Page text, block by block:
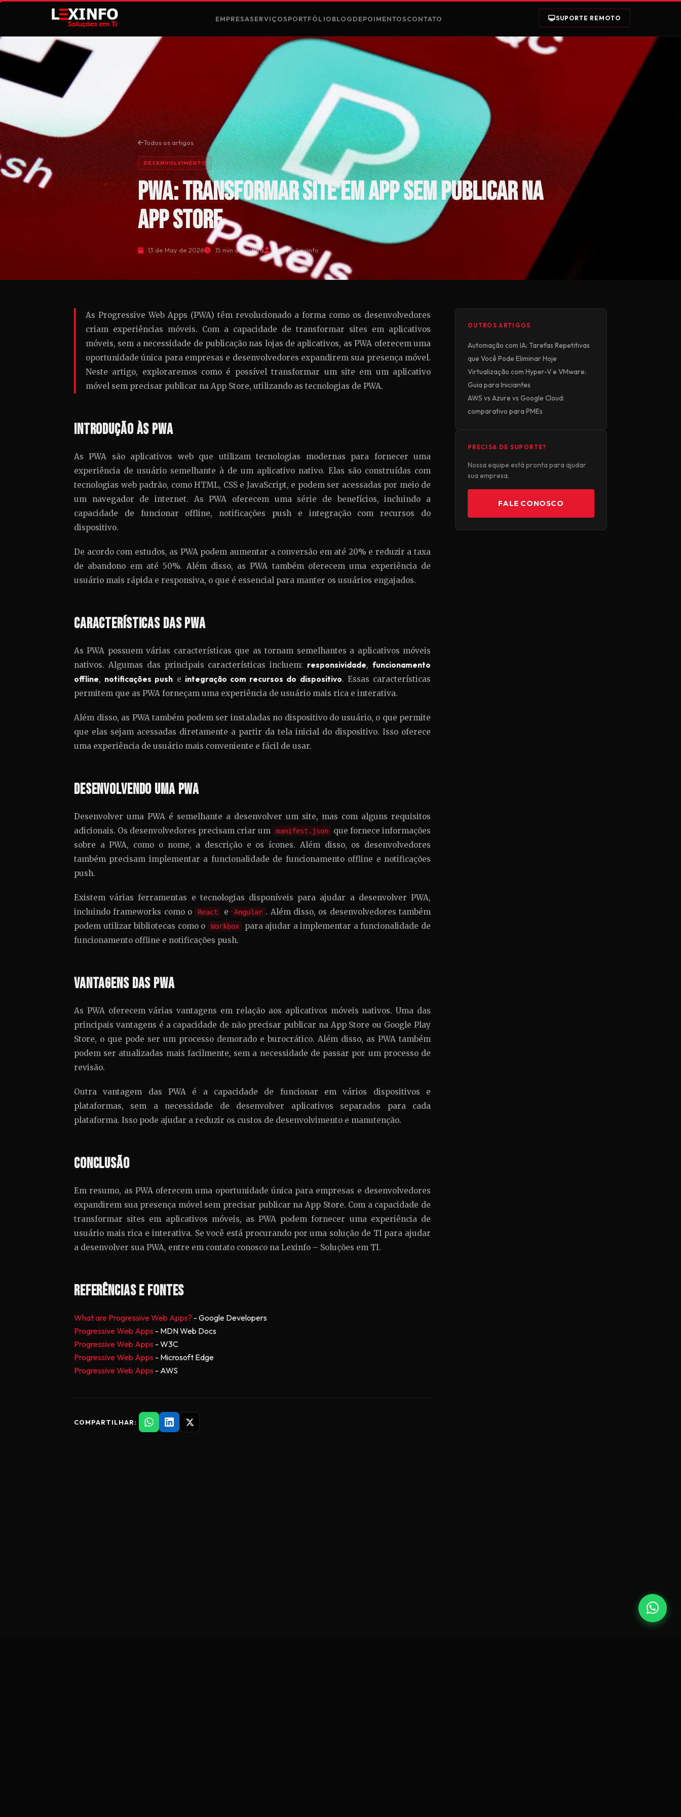
EMPRESASERVIÇOSPORTFÓLIOBLOGDEPOIMENTOSCONTATO SUPORTE REMOTO
Todos os artigos
DESENVOLVIMENTO
PWA: Transformar Site em App sem Publicar na
App Store
13 de May de 2026 15 min de leitura Equipe Lexinfo
As Progressive Web Apps (PWA) têm revolucionado a forma como os desenvolvedores
criam experiências móveis. Com a capacidade de transformar sites em aplicativos
móveis, sem a necessidade de publicação nas lojas de aplicativos, as PWA oferecem uma
oportunidade única para empresas e desenvolvedores expandirem sua presença móvel.
Neste artigo, exploraremos como é possível transformar um site em um aplicativo
móvel sem precisar publicar na App Store, utilizando as tecnologias de PWA.
Introdução às PWA
As PWA são aplicativos web que utilizam tecnologias modernas para fornecer uma
experiência de usuário semelhante à de um aplicativo nativo. Elas são construídas com
tecnologias web padrão, como HTML, CSS e JavaScript, e podem ser acessadas por meio de
um navegador de internet. As PWA oferecem uma série de benefícios, incluindo a
capacidade de funcionar offline, notificações push e integração com recursos do
dispositivo.
De acordo com estudos, as PWA podem aumentar a conversão em até 20% e reduzir a taxa
de abandono em até 50%. Além disso, as PWA também oferecem uma experiência de
usuário mais rápida e responsiva, o que é essencial para manter os usuários engajados.
Características das PWA
As PWA possuem várias características que as tornam semelhantes a aplicativos móveis
nativos. Algumas das principais características incluem: responsividade,funcionamento
offline, notificações push e integração com recursos do dispositivo. Essas características
permitem que as PWA forneçam uma experiência de usuário mais rica e interativa.
Além disso, as PWA também podem ser instaladas no dispositivo do usuário, o que permite
que elas sejam acessadas diretamente a partir da tela inicial do dispositivo. Isso oferece
uma experiência de usuário mais conveniente e fácil de usar.
Desenvolvendo uma PWA
Desenvolver uma PWA é semelhante a desenvolver um site, mas com alguns requisitos
adicionais. Os desenvolvedores precisam criar um
manifest.json
que fornece informações
sobre a PWA, como o nome, a descrição e os ícones. Além disso, os desenvolvedores
também precisam implementar a funcionalidade de funcionamento offline e notificações
push.
Existem várias ferramentas e tecnologias disponíveis para ajudar a desenvolver PWA,
incluindo frameworks como o
React e Angular . Além disso, os desenvolvedores também
podem utilizar bibliotecas como o
Workbox
para ajudar a implementar a funcionalidade de
funcionamento offline e notificações push.
Vantagens das PWA
As PWA oferecem várias vantagens em relação aos aplicativos móveis nativos. Uma das
principais vantagens é a capacidade de não precisar publicar na App Store ou Google Play
Store, o que pode ser um processo demorado e burocrático. Além disso, as PWA também
podem ser atualizadas mais facilmente, sem a necessidade de passar por um processo de
revisão.
Outra vantagem das PWA é a capacidade de funcionar em vários dispositivos e
plataformas, sem a necessidade de desenvolver aplicativos separados para cada
plataforma. Isso pode ajudar a reduzir os custos de desenvolvimento e manutenção.
Conclusão
Em resumo, as PWA oferecem uma oportunidade única para empresas e desenvolvedores
expandirem sua presença móvel sem precisar publicar na App Store. Com a capacidade de
transformar sites em aplicativos móveis, as PWA podem fornecer uma experiência de
usuário mais rica e interativa. Se você está procurando por uma solução de TI para ajudar
a desenvolver sua PWA, entre em contato conosco na Lexinfo – Soluções em TI.
Referências e Fontes
What are Progressive Web Apps? - Google Developers
Progressive Web Apps - MDN Web Docs
Progressive Web Apps - W3C
Progressive Web Apps - Microsoft Edge
Progressive Web Apps - AWS
COMPARTILHAR:
OUTROS ARTIGOS
Automação com IA: Tarefas Repetitivas
que Você Pode Eliminar Hoje
Virtualização com Hyper-V e VMware:
Guia para Iniciantes
AWS vs Azure vs Google Cloud:
comparativo para PMEs
PRECISA DE SUPORTE?
Nossa equipe está pronta para ajudar
sua empresa.
FALE CONOSCO